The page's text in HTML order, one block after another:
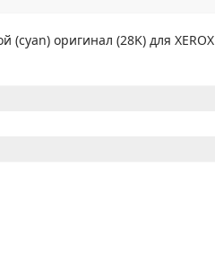
(cyan) оригинал (28K) для XEROX